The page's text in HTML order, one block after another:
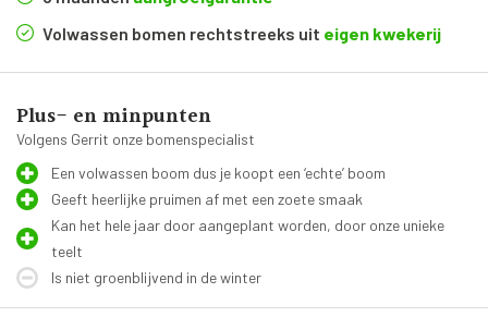
Volwassen bomen rechtstreeks uit eigen kwekerij
Plus- en minpunten
Volgens Gerrit onze bomenspecialist
Een volwassen boom dus je koopt een ‘echte’ boom
Geeft heerlijke pruimen af met een zoete smaak
Kan het hele jaar door aangeplant worden, door onze unieke
teelt
Is niet groenblijvend in de winter